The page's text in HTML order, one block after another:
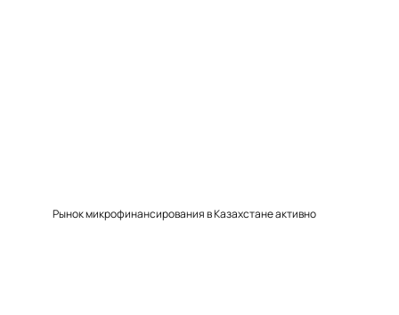
Рынок микрофинансирования в Казахстане активно